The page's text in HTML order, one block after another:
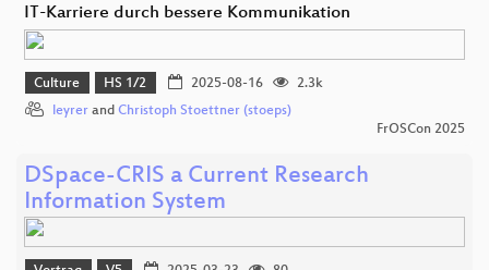
IT-Karriere durch bessere Kommunikation
Culture HS 1/2 2025-08-16
2.3k
leyrer and Christoph Stoettner (stoeps)
FrOSCon 2025
DSpace-CRIS a Current Research
Information System